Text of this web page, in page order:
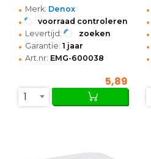
• Merk: Denox
• voorraad controleren
• Levertijd: zoeken
• Garantie: 1 jaar
• Art.nr: EMG-600038
5,89
1
•
•
•
•
•